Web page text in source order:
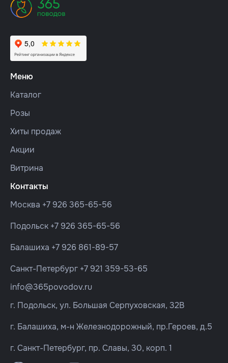
Меню
Каталог
Розы
Хиты продаж
Акции
Витрина
Контакты
Москва +7 926 365-65-56
Подольск +7 926 365-65-56
Балашиха +7 926 861-89-57
Санкт-Петербург +7 921 359-53-65
info@365povodov.ru
г. Подольск, ул. Большая Серпуховская, 32В
г. Балашиха, м-н Железнодорожный, пр.Героев, д.5
г. Санкт-Петербург, пр. Славы, 30, корп. 1